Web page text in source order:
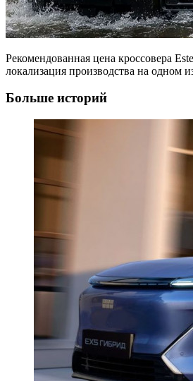
Рекомендованная цена кроссовера
локализация производства на одном
Больше историй